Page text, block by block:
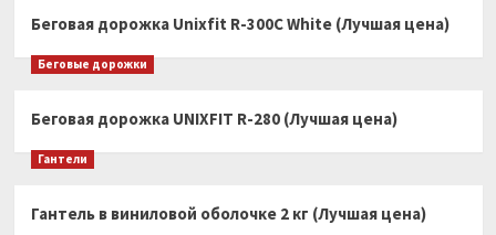
Беговая дорожка Unixfit R-300C White (Лучшая цена)
Беговые дорожки
Беговая дорожка UNIXFIT R-280 (Лучшая цена)
Гантели
Гантель в виниловой оболочке 2 кг (Лучшая цена)